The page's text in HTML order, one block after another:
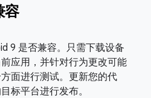
容
9 是否兼容。只需下载设备
应用，并针对行为更改可能
面进行测试。更新您的代
标平台进行发布。